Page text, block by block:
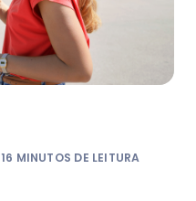
16 MINUTOS DE LEITURA